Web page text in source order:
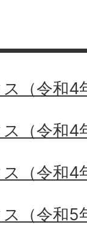
（令和4
（令和4
（令和4
（令和5